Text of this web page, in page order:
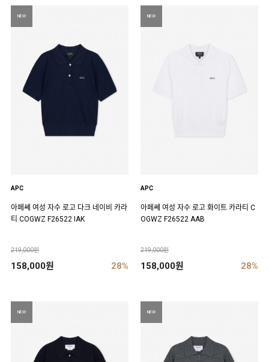
NEW
APC
아페쎄 여성 자수 로고 다크 네이비 카라
티 COGWZ F26522 IAK
219,000원
158,000원 28%
NEW
APC
아페쎄 여성 자수 로고 화이트 카라티 C
OGWZ F26522 AAB
219,000원
158,000원 28%
NEW NEW